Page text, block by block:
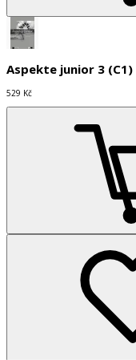
Aspekte junior 3
529 Kč